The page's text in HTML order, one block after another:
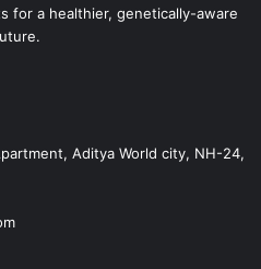
for a healthier, genetically-aware
Aditya World city, NH-24,